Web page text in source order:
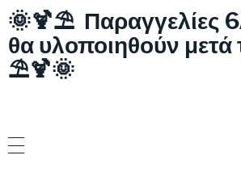
🌞🍹⛱️ Παραγγελίες
θα υλοποιηθούν μετά
⛱️🍹🌞